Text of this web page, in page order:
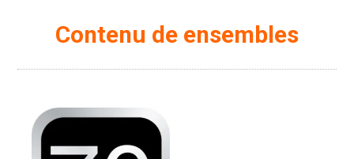
Contenu de ensembles